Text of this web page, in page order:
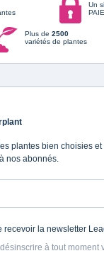
Un
Plus de 2500
variétés de plantes
plantes bien choisies et
nos abonnés.
recevoir la newsletter
à tout moment